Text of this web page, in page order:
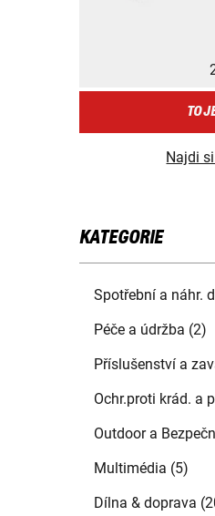
TO
Najdi
KATEGORIE
Spotřební a náhr.
Péče a údržba (2)
Příslušenství a
Ochr.proti krád. a
Outdoor a
Multimédia (5)
Dílna & doprava